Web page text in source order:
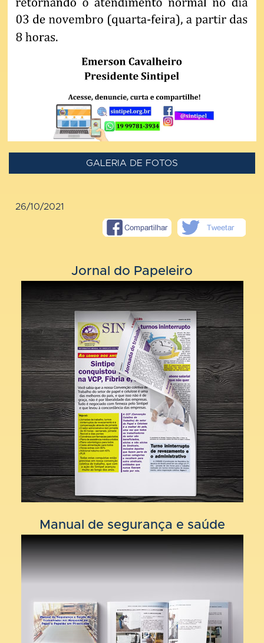
GALERIA DE FOTOS
26/10/2021
Jornal do Papeleiro
Manual de segurança e saúde